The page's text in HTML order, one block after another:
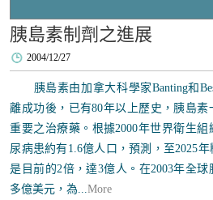
胰島素制劑之進展
2004/12/27
胰島素由加拿大科學家Banting和
離成功後，已有80年以上歷史，胰島素
重要之治療藥。根據2000年世界衛生
尿病患約有1.6億人口，預測，至2025
是目前的2倍，達3億人。在2003年全球
多億美元，為...More